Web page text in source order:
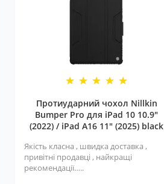
Протиударний чохол Nillkin
Bumper Pro для iPad 10 10.9"
(2022) / iPad A16 11" (2025) black
Якість класна , швидка доставка ,
привітні продавці , найкращі
рекомендації…..